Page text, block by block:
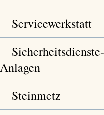
Servicewerkstatt
Sicherheitsdienste-
Anlagen
Steinmetz